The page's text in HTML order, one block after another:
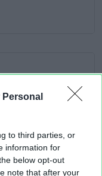
to third parties, or
information for
below opt-out
note that after your